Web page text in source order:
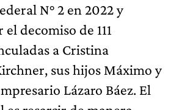
N° 2 en 2022 y
decomiso de 111
a Cristina
sus hijos Máximo y
Lázaro Báez. El